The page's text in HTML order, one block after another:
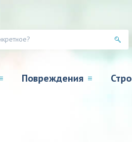
Повреждения